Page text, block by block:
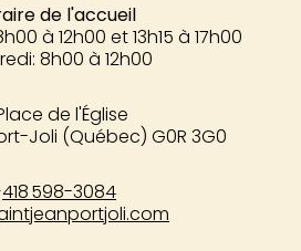
de l'accueil
à 12h00 et 13h15 à 17h00
8h00 à 12h00
de l'Église
Joli (Québec) G0R 3G0
418 598-3084